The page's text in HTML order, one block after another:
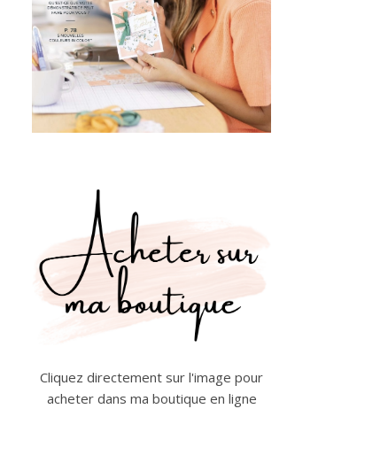
Cliquez directement sur l'image pour
acheter dans ma boutique en ligne